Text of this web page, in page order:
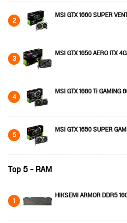
2 MSI GTX 1660 SUPER
3 MSI GTX 1650 AERO ITX
4 MSI GTX 1660 Ti GAMING
5 MSI GTX 1650 SUPER
Top 5 - RAM
1 HIKSEMI ARMOR DDR5